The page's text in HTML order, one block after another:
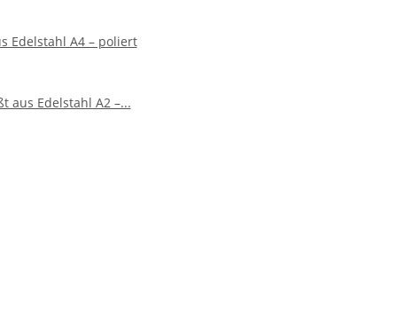
Edelstahl A4 – poliert